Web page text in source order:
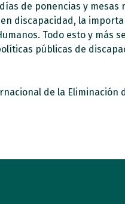
de ponencias y
discapacidad, la
Todo esto y
públicas de